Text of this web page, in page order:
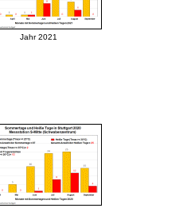
Jahr 2021